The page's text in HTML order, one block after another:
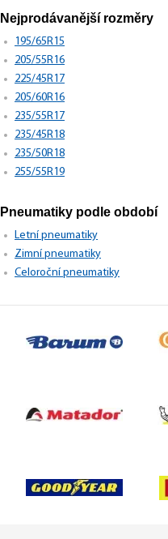
Nejprodávanější rozměry
195/65R15
205/55R16
225/45R17
205/60R16
235/55R17
235/45R18
235/50R18
255/55R19
Pneumatiky podle období
Letní pneumatiky
Zimní pneumatiky
Celoroční pneumatiky